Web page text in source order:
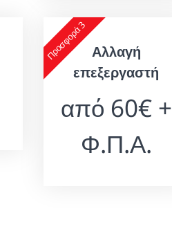
Προσφορά 3 Αλλαγή
επεξεργαστή
από 60€ +
Φ.Π.Α.